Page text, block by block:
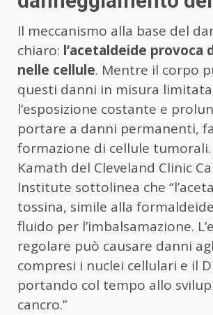
Il meccanismo alla base del
chiaro: l’acetaldeide provoca
nelle cellule. Mentre il corpo
questi danni in misura
l’esposizione costante e
portare a danni permanenti,
formazione di cellule tumorali.
Kamath del Cleveland Clinic
Institute sottolinea che
tossina, simile alla
fluido per l’imbalsamazione.
regolare può causare danni
compresi i nuclei cellulari e il
portando col tempo allo
cancro.”